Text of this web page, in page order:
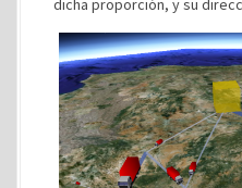
dicha proporción, y su